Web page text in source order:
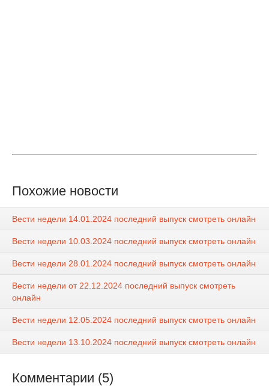
Похожие новости
Вести недели 14.01.2024 последний выпуск смотреть онлайн
Вести недели 10.03.2024 последний выпуск смотреть онлайн
Вести недели 28.01.2024 последний выпуск смотреть онлайн
Вести недели от 22.12.2024 последний выпуск смотреть
онлайн
Вести недели 12.05.2024 последний выпуск смотреть онлайн
Вести недели 13.10.2024 последний выпуск смотреть онлайн
Комментарии (5)